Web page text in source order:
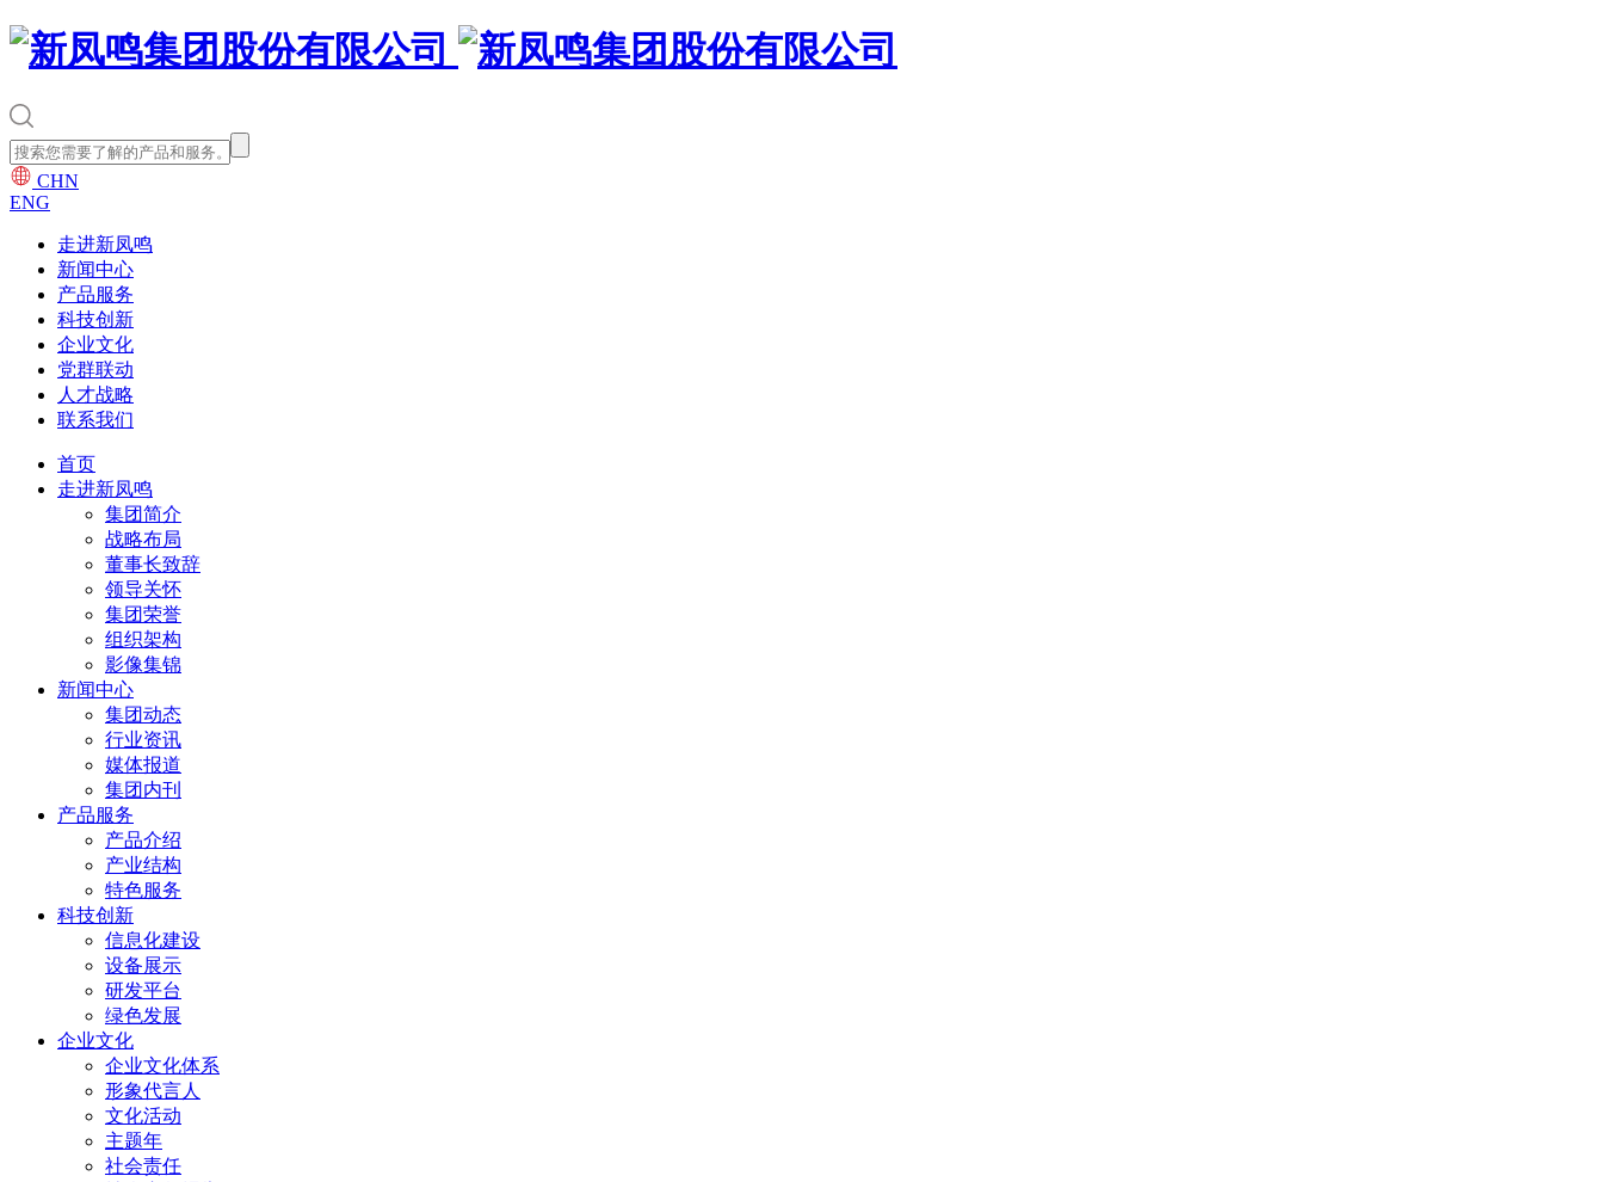
CHN
ENG
走进新凤鸣
新闻中心
产品服务
科技创新
企业文化
党群联动
人才战略
联系我们
首页
走进新凤鸣
集团简介
战略布局
董事长致辞
领导关怀
集团荣誉
组织架构
影像集锦
新闻中心
集团动态
行业资讯
媒体报道
集团内刊
产品服务
产品介绍
产业结构
特色服务
科技创新
信息化建设
设备展示
研发平台
绿色发展
企业文化
企业文化体系
形象代言人
文化活动
主题年
社会责任